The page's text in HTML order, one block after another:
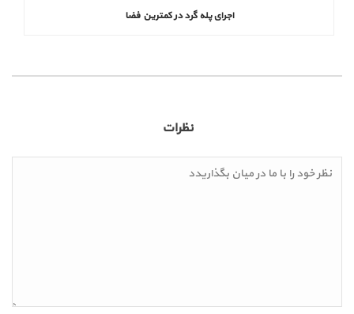
اجرای پله گرد در کمترین فضا
نظرات